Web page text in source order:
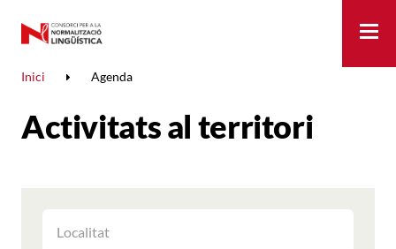
Inici Agenda
Activitats al territori
ELS
LES